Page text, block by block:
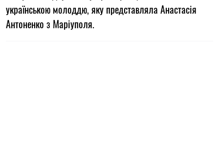
українською молоддю, яку представляла Анастасія
Антоненко з Маріуполя.